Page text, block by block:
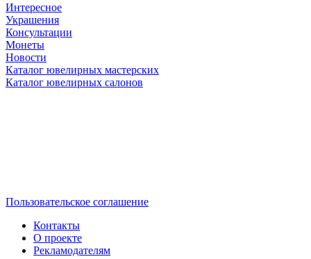
Интересное
Украшения
Консультации
Монеты
Новости
Каталог ювелирных мастерских
Каталог ювелирных салонов
Пользовательское соглашение
Контакты
О проекте
Рекламодателям